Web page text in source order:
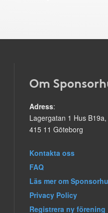
Om
Adress:
Lagergatan 1 Hus
415 11 Göteborg
Kontakta oss
FAQ
Läs mer om
Privacy Policy
Registrera ny förening